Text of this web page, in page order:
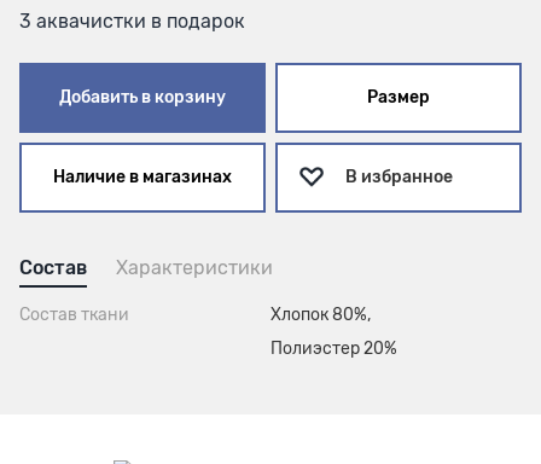
3 аквачистки в подарок
Добавить в корзину Размер
Наличие в магазинах В избранное
Состав Характеристики
Состав ткани
Хлопок 80%,
Полиэстер 20%